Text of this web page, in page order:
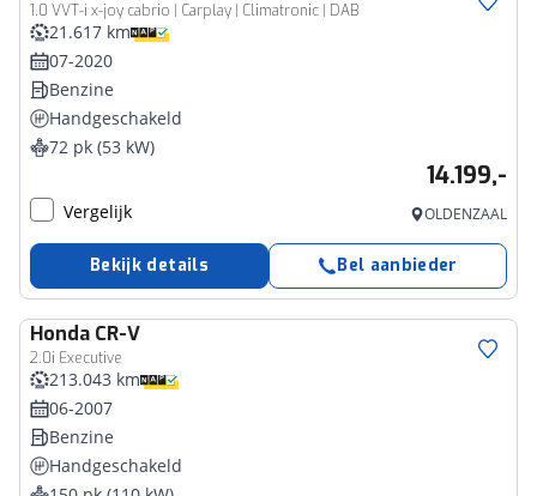
1.0 VVT-i x-joy cabrio | Carplay | Climatronic | DAB
21.617 km
07-2020
Benzine
Handgeschakeld
72 pk (53 kW)
14.199,-
Vergelijk OLDENZAAL
Bekijk details Bel aanbieder
Honda CR-V
2.0i Executive
213.043 km
06-2007
Benzine
Handgeschakeld